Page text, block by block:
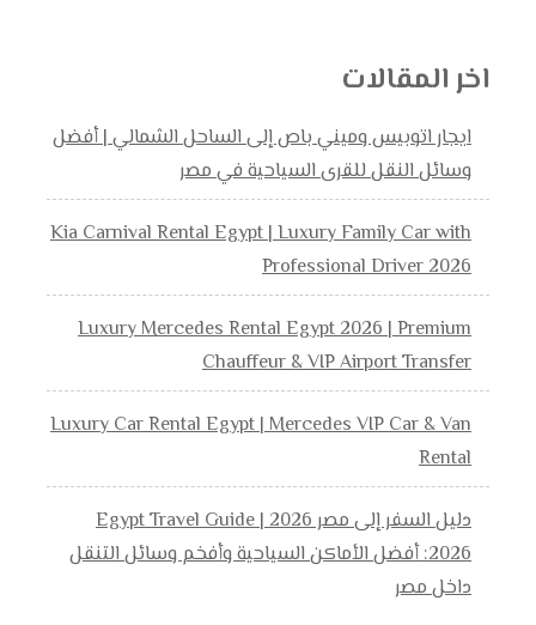
اخر المقالات
ايجار اتوبيس وميني باص إلى الساحل الشمالي | أفضل
وسائل النقل للقرى السياحية في مصر
Kia Carnival Rental Egypt | Luxury Family Car with
Professional Driver 2026
Luxury Mercedes Rental Egypt 2026 | Premium
Chauffeur & VIP Airport Transfer
Luxury Car Rental Egypt | Mercedes VIP Car & Van
Rental
دليل السفر إلى مصر 2026 | Egypt Travel Guide
2026: أفضل الأماكن السياحية وأفخم وسائل التنقل
داخل مصر